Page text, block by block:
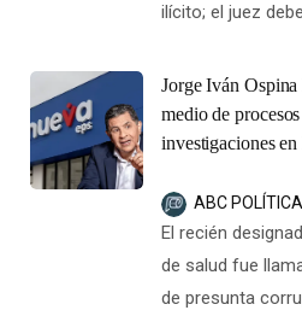
ilícito; el juez
Jorge Iván
medio de
investigaciones
ABC POLÍTICA
El recién
de salud fue
de presunta